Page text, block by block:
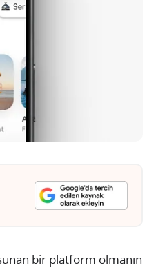
bir platform olmanın